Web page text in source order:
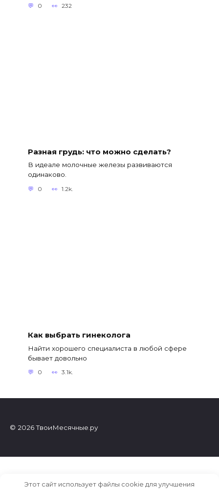
0 232
Разная грудь: что можно сделать?
В идеале молочные железы развиваются
одинаково.
0 1.2k.
Как выбрать гинеколога
Найти хорошего специалиста в любой сфере
бывает довольно
0 3.1k.
© 2026 ТвоиМесячные.ру
Этот сайт использует файлы cookie для улучшения